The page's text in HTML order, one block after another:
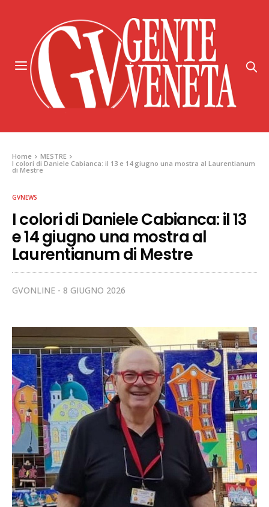
Home
MESTRE
I colori di Daniele Cabianca: il 13 e 14 giugno una mostra al Laurentianum
di Mestre
GVNEWS
I colori di Daniele Cabianca: il 13
e 14 giugno una mostra al
Laurentianum di Mestre
GVONLINE 8 GIUGNO 2026